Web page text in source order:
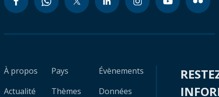
À propos
Actualité
Pays
Thèmes
Évènements
Données